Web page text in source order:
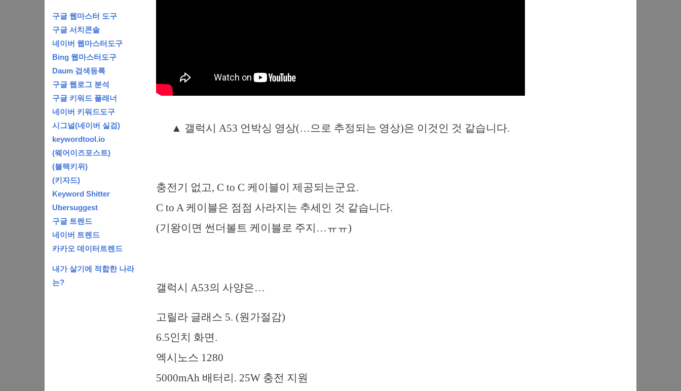
▲ 갤럭시 A53 언박싱 영상(…으로 추정되는 영상)은 이것인 것 같습니다.
충전기 없고, C to C 케이블이 제공되는군요.
C to A 케이블은 점점 사라지는 추세인 것 같습니다.
(기왕이면 썬더볼트 케이블로 주지…ㅠㅠ)
갤럭시 A53의 사양은…
고릴라 글래스 5. (원가절감)
6.5인치 화면.
엑시노스 1280
5000mAh 배터리. 25W 충전 지원
구글 웹마스터 도구
구글 서치콘솔
네이버 웹마스터도구
Bing 웹마스터도구
Daum 검색등록
구글 웹로그 분석
구글 키워드 플래너
네이버 키워드도구
시그널(네이버 실검)
keywordtool.io
(웨어이즈포스트)
(블랙키위)
(키자드)
Keyword Shitter
Ubersuggest
구글 트렌드
네이버 트렌드
카카오 데이터트렌드
내가 살기에 적합한 나라
는?